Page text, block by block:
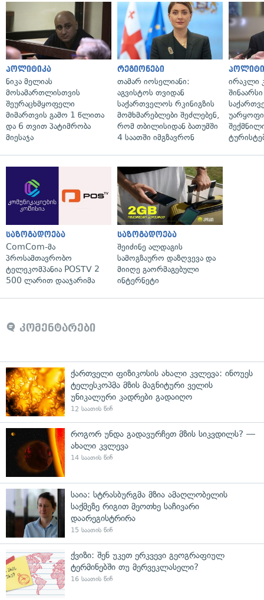
პოლიტიკა
ნიკა მელიას
მოსამართლისთვის
შეურაცხმყოფელი
მიმართვის გამო 1 წლითა
და 6 თვით პატიმრობა
მიესაჯა
რეგიონები
თამარ იოსელიანი:
აგვისტოს თვიდან
საქართველოს რკინიგზის
მომხმარებლები შეძლებენ,
რომ თბილისიდან ბათუმში
4 საათში იმგზავრონ
ირაკლი
საზოგადოება
ComCom-მა
პროსამთავრობო
ტელეკომპანია POSTV 2
500 ლარით დააჯარიმა
საზოგადოება
შეიძინე ალდაგის
სამოგზაურო დაზღვევა და
მიიღე გაორმაგებული
ინტერნეტი
კომენტარები
ქართველი ფიზიკოსის ახალი კვლევა: ინოუეს
ტელესკოპმა მზის მაგნიტური ველის
უნიკალური კადრები გადაიღო
12 საათის წინ
როგორ უნდა გადავურჩეთ მზის სიკვდილს? —
ახალი კვლევა
14 საათის წინ
საია: სტრასბურგმა მზია ამაღლობელის
საქმეზე რიგით მეოთხე საჩივარი
დაარეგისტრირა
15 საათის წინ
ქვიზი: შენ უკეთ ერკვევი გეოგრაფიულ
ტერმინებში თუ მერვეკლასელი?
16 საათის წინ